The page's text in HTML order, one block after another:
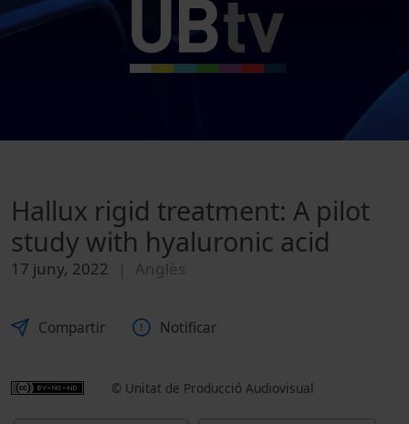
Hallux rigid treatment: A pilot
study with hyaluronic acid
17 juny, 2022 Anglès
Compartir Notificar
© Unitat de Producció Audiovisual